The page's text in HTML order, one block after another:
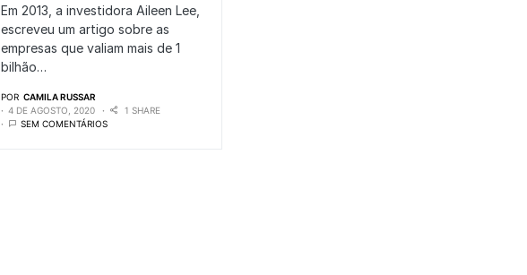
Em 2013, a investidora Aileen Lee,
escreveu um artigo sobre as
empresas que valiam mais de 1
bilhão…
POR CAMILA RUSSAR
4 DE AGOSTO, 2020
1 SHARE
SEM COMENTÁRIOS